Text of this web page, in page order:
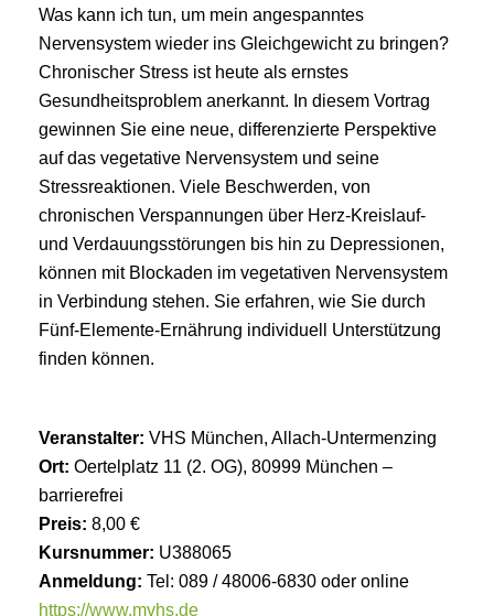
Was kann ich tun, um mein angespanntes
Nervensystem wieder ins Gleichgewicht zu bringen?
Chronischer Stress ist heute als ernstes
Gesundheitsproblem anerkannt. In diesem Vortrag
gewinnen Sie eine neue, differenzierte Perspektive
auf das vegetative Nervensystem und seine
Stressreaktionen. Viele Beschwerden, von
chronischen Verspannungen über Herz-Kreislauf-
und Verdauungsstörungen bis hin zu Depressionen,
können mit Blockaden im vegetativen Nervensystem
in Verbindung stehen. Sie erfahren, wie Sie durch
Fünf-Elemente-Ernährung individuell Unterstützung
finden können.
Veranstalter: VHS München, Allach-Untermenzing
Ort: Oertelplatz 11 (2. OG), 80999 München –
barrierefrei
Preis: 8,00 €
Kursnummer: U388065
Anmeldung: Tel: 089 / 48006-6830 oder online
https://www.mvhs.de